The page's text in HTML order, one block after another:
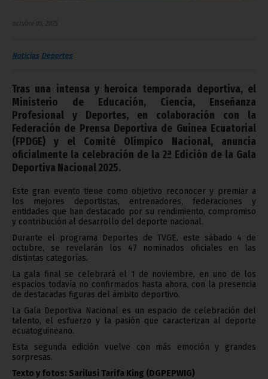
octubre 05, 2025
Noticias Deportes
Tras una intensa y heroica temporada deportiva, el
Ministerio de Educación, Ciencia, Enseñanza
Profesional y Deportes, en colaboración con la
Federación de Prensa Deportiva de Guinea Ecuatorial
(FPDGE) y el Comité Olímpico Nacional, anuncia
oficialmente la celebración de la 2ª Edición de la Gala
Deportiva Nacional 2025.
Este gran evento tiene como objetivo reconocer y premiar a
los mejores deportistas, entrenadores, federaciones y
entidades que han destacado por su rendimiento, compromiso
y contribución al desarrollo del deporte nacional.
Durante el programa Deportes de TVGE, este sábado 4 de
octubre, se revelarán los 47 nominados oficiales en las
distintas categorías.
La gala final se celebrará el 1 de noviembre, en uno de los
espacios todavía no confirmados hasta ahora, con la presencia
de destacadas figuras del ámbito deportivo.
La Gala Deportiva Nacional es un espacio de celebración del
talento, el esfuerzo y la pasión que caracterizan al deporte
ecuatoguineano.
Esta segunda edición vuelve con más emoción y grandes
sorpresas.
Texto y fotos: Sarilusi Tarifa King (DGPEPWIG)